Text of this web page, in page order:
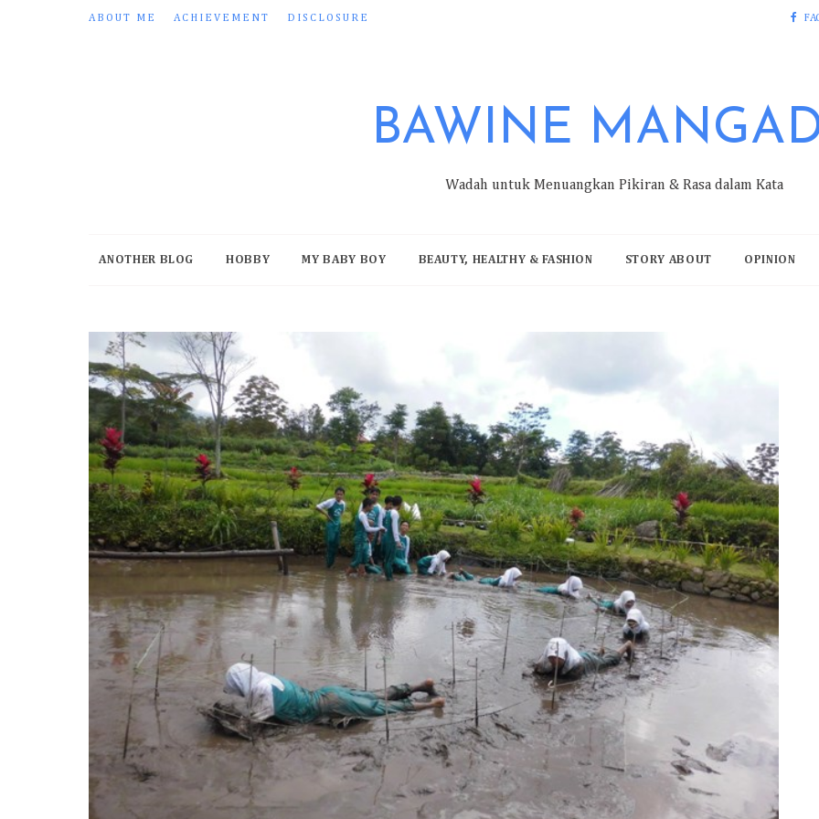
ABOUT ME ACHIEVEMENT DISCLOSURE
BAWINE
Wadah untuk Menuangkan Pikiran & Rasa dalam Kata
ANOTHER BLOG HOBBY MY BABY BOY BEAUTY, HEALTHY & FASHION STORY ABOUT OPINION